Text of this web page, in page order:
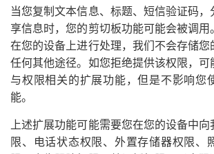
当您复制文本信息、标题、短信验证码
享信息时，您的剪切板功能可能会被调
在您的设备上进行处理，我们不会存储
任何其他途径。如您拒绝提供该权限，可
与权限相关的扩展功能，但是不影响您
能。
上述扩展功能可能需要您在您的设备中
限、电话状态权限、外置存储器权限、